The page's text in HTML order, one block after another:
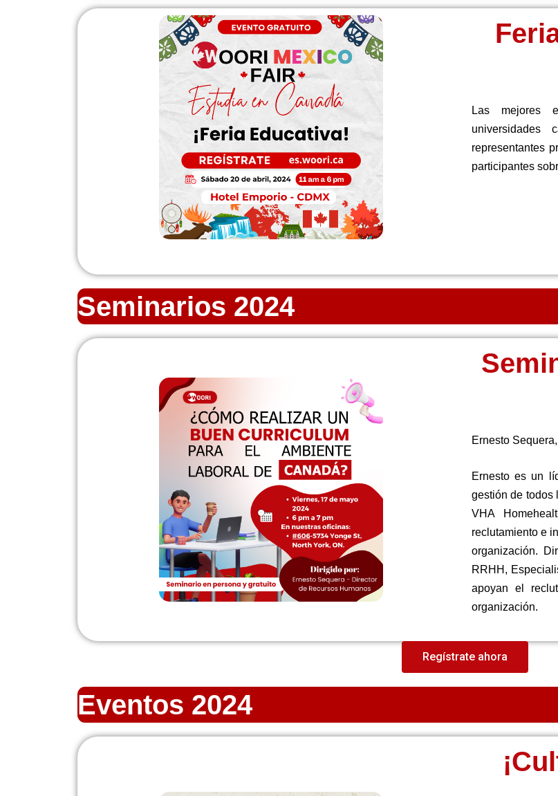
Las mejores
representantes
participantes
Seminarios 2024
Ernesto
Ernesto es un
gestión de todos
VHA
reclutamiento e
organización.
RRHH,
apoyan el
organización.
Regístrate ahora
Eventos 2024